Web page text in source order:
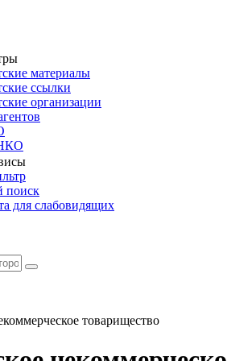
материалы
ссылки
организации
поиск
для слабовидящих
товарищество